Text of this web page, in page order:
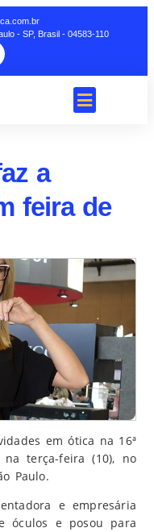
- SP, Brasil - 04583-110
a
feira de
em ótica na 16ª
na terça-feira (10), no
Paulo.
e empresária
óculos e posou para